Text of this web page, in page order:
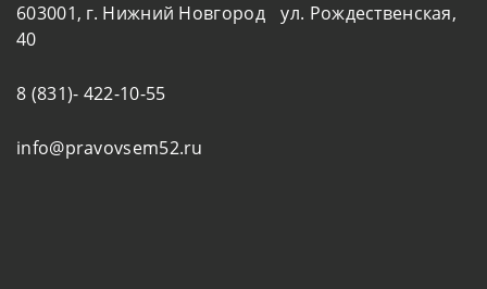
603001, г. Нижний Новгород ул. Рождественская,
40
8 (831)- 422-10-55
info@pravovsem52.ru